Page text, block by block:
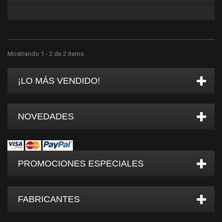
Mostrando 1 - 2 de 2 items
¡LO MÁS VENDIDO!
NOVEDADES
PROMOCIONES ESPECIALES
FABRICANTES